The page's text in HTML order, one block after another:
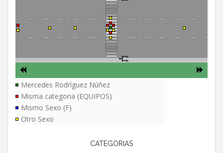
Mercedes Rodríguez Núñez
Misma categoria (EQUIPOS)
Mismo Sexo (F)
Otro Sexo
CATEGORIAS